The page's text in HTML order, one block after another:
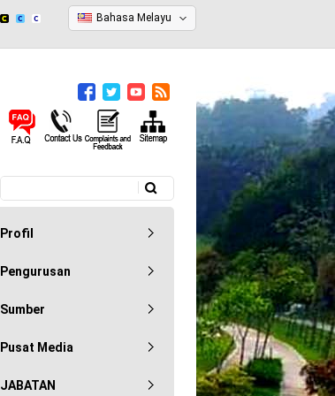
Bahasa Melayu
Borang carian
Profil
Pengurusan
Sumber
Pusat Media
JABATAN